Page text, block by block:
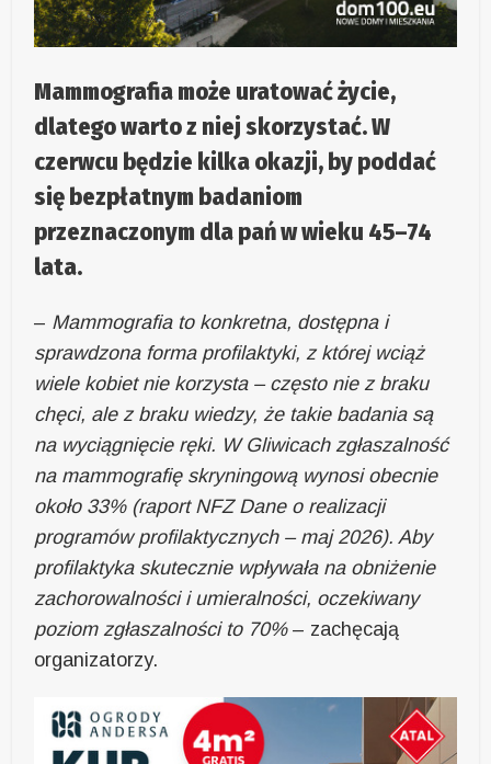
Mammografia może uratować życie,
dlatego warto z niej skorzystać. W
czerwcu będzie kilka okazji, by poddać
się bezpłatnym badaniom
przeznaczonym dla pań w wieku 45–74
lata.
– Mammografia to konkretna, dostępna i
sprawdzona forma profilaktyki, z której wciąż
wiele kobiet nie korzysta – często nie z braku
chęci, ale z braku wiedzy, że takie badania są
na wyciągnięcie ręki. W Gliwicach zgłaszalność
na mammografię skryningową wynosi obecnie
około 33% (raport NFZ Dane o realizacji
programów profilaktycznych – maj 2026). Aby
profilaktyka skutecznie wpływała na obniżenie
zachorowalności i umieralności, oczekiwany
poziom zgłaszalności to 70%– zachęcają
organizatorzy.